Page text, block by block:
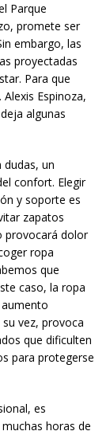
Parque
promete ser
embargo, las
proyectadas
Para que
Espinoza,
algunas
un
confort. Elegir
y soporte es
zapatos
provocará dolor
ropa
que
caso, la ropa
vez, provoca
que dificulten
para protegerse
es
horas de